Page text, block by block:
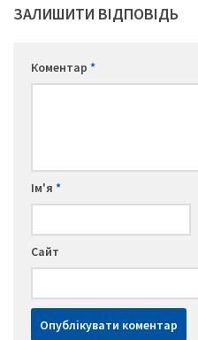
ЗАЛИШИТИ ВІДПОВІДЬ
Коментар *
Ім'я *
Сайт